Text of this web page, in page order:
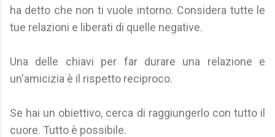
ha detto che non ti vuole intorno. Considera tutte le
tue relazioni e liberati di quelle negative.
Una delle chiavi per far durare una relazione e
un'amicizia è il rispetto reciproco.
Se hai un obiettivo, cerca di raggiungerlo con tutto il
cuore. Tutto è possibile.